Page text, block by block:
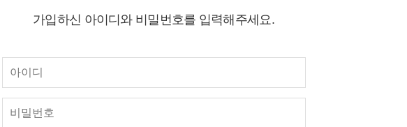
가입하신 아이디와 비밀번호를 입력해주세요.